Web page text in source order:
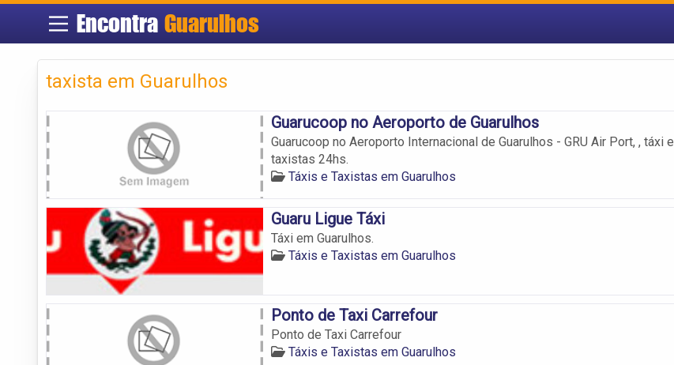
EncontraGuarulhos
taxista em Guarulhos
Guarucoop no Aeroporto de Guarulhos
Guarucoop no Aeroporto Internacional de Guarulhos - GRU Air Port, , táxi e
taxistas 24hs.
Táxis e Taxistas em Guarulhos
Guaru Ligue Táxi
Táxi em Guarulhos.
Táxis e Taxistas em Guarulhos
Ponto de Taxi Carrefour
Ponto de Taxi Carrefour
Táxis e Taxistas em Guarulhos